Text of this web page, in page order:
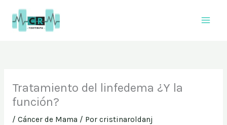
contenido
Tratamiento del linfedema ¿Y la
función?
/ Cáncer de Mama / Por cristinaroldanj